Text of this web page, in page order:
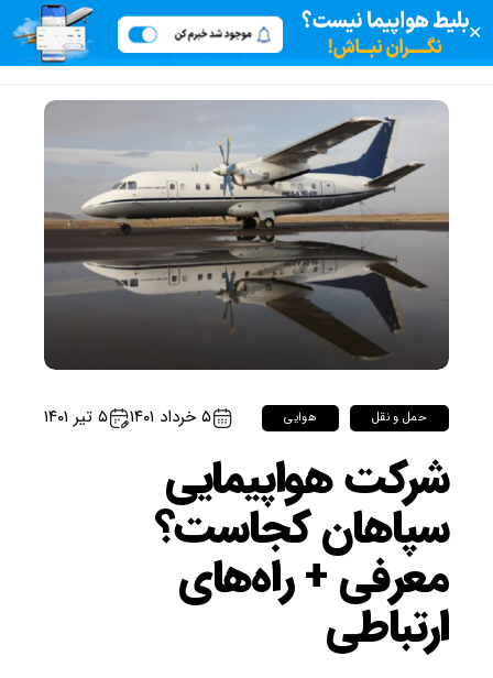
✕
حمل و نقل هوایی ۵ خرداد ۱۴۰۱ ۵ تیر ۱۴۰۱
شرکت هواپیمایی
سپاهان کجاست؟
معرفی + راه‌های
ارتباطی